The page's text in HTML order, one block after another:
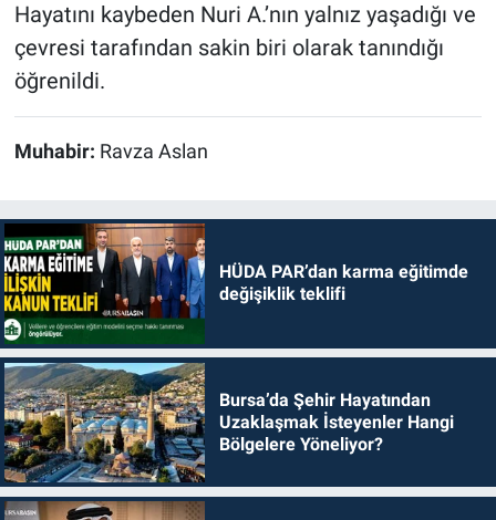
Hayatını kaybeden Nuri A.’nın yalnız yaşadığı ve
çevresi tarafından sakin biri olarak tanındığı
öğrenildi.
Muhabir: Ravza Aslan
HÜDA PAR’dan karma eğitimde
değişiklik teklifi
Bursa’da Şehir Hayatından
Uzaklaşmak İsteyenler Hangi
Bölgelere Yöneliyor?